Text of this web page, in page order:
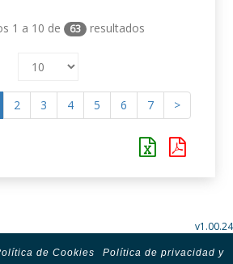
1 a 10 de 63 resultados
2 3 4 5 6 7 >
v1.00.24
de Cookies
Política de privacidad y